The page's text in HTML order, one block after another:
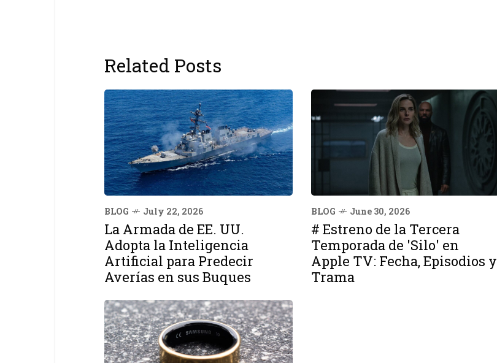
Related Posts
BLOG July 22, 2026
La Armada de EE. UU.
Adopta la Inteligencia
Artificial para Predecir
Averías en sus Buques
BLOG June 30, 2026
# Estreno de la Tercera
Temporada de 'Silo' en
Apple TV: Fecha, Episodios y
Trama